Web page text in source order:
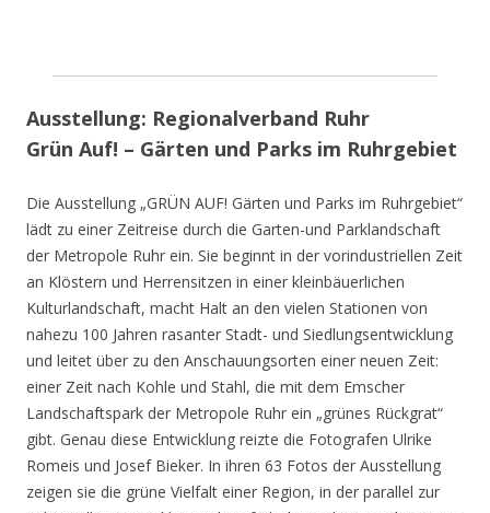
Ausstellung: Regionalverband Ruhr
Grün Auf! – Gärten und Parks im Ruhrgebiet
Die Ausstellung „GRÜN AUF! Gärten und Parks im Ruhrgebiet“
lädt zu einer Zeitreise durch die Garten-und Parklandschaft
der Metropole Ruhr ein. Sie beginnt in der vorindustriellen Zeit
an Klöstern und Herrensitzen in einer kleinbäuerlichen
Kulturlandschaft, macht Halt an den vielen Stationen von
nahezu 100 Jahren rasanter Stadt- und Siedlungsentwicklung
und leitet über zu den Anschauungsorten einer neuen Zeit:
einer Zeit nach Kohle und Stahl, die mit dem Emscher
Landschaftspark der Metropole Ruhr ein „grünes Rückgrat“
gibt. Genau diese Entwicklung reizte die Fotografen Ulrike
Romeis und Josef Bieker. In ihren 63 Fotos der Ausstellung
zeigen sie die grüne Vielfalt einer Region, in der parallel zur